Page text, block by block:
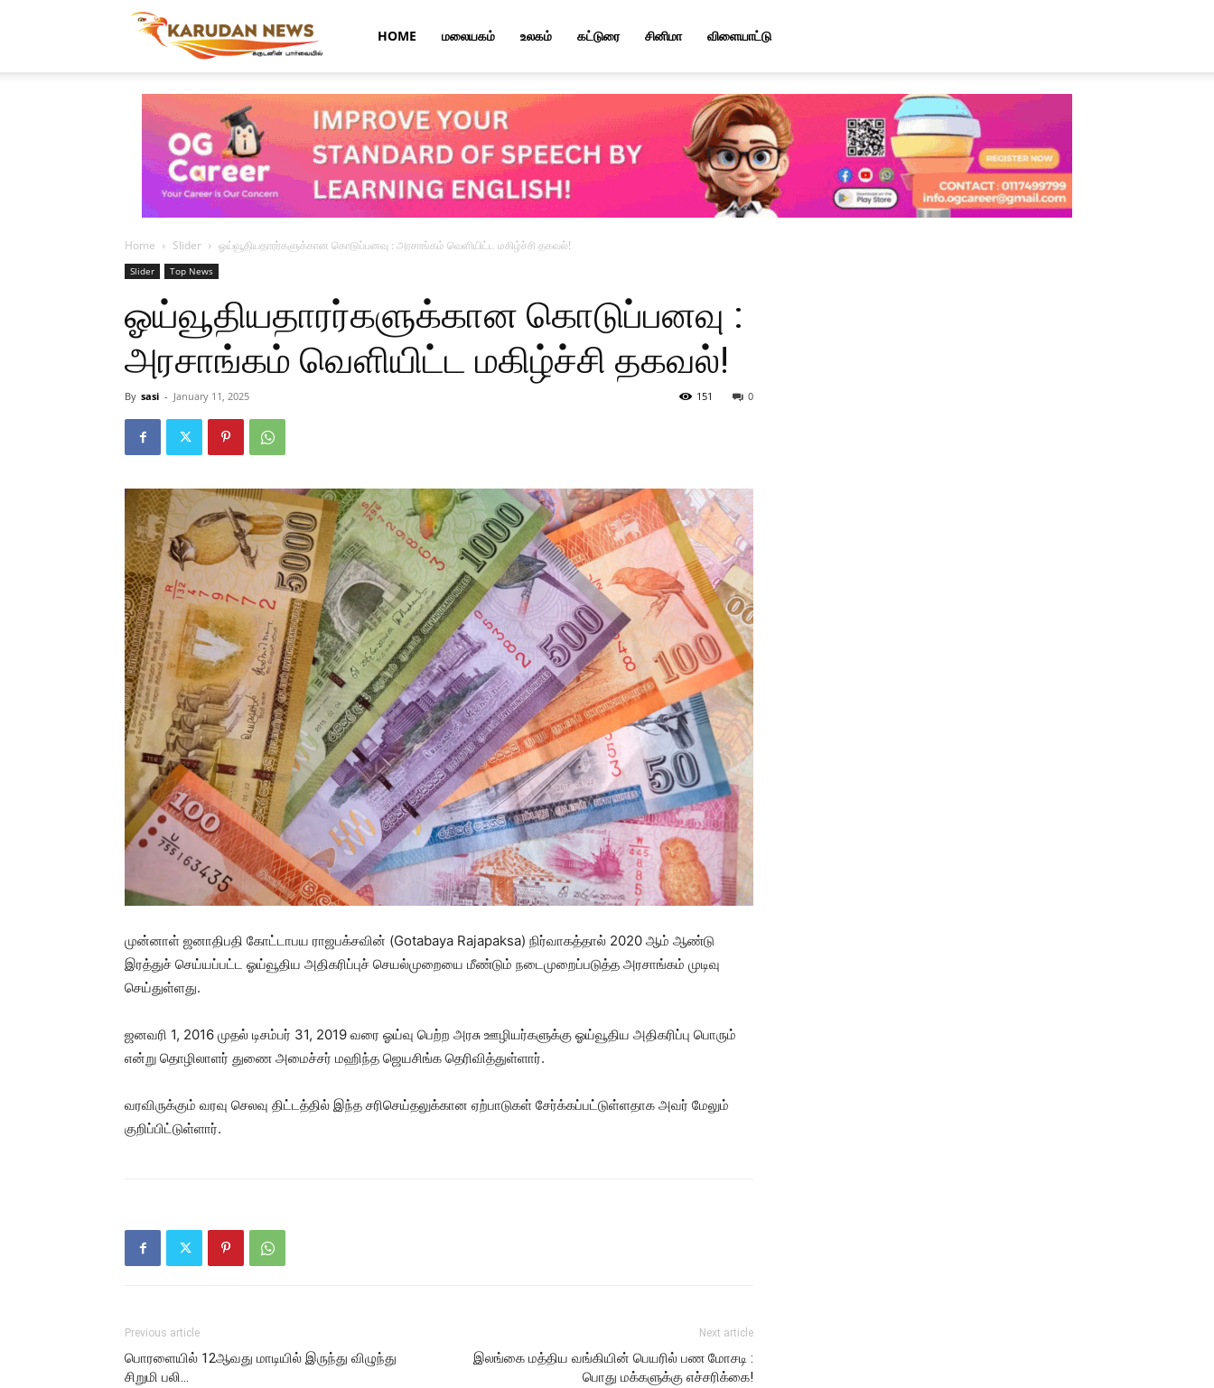
Karudan
News
HOME மலையகம் உலகம் கட்டுரை சினிமா விளையாட்டு
Home Slider ஓய்வூதியதாரர்களுக்கான கொடுப்பனவு : அரசாங்கம் வெளியிட்ட மகிழ்ச்சி தகவல்!
Slider Top News
ஓய்வூதியதாரர்களுக்கான கொடுப்பனவு :
அரசாங்கம் வெளியிட்ட மகிழ்ச்சி தகவல்!
By sasi - January 11, 2025 0
151
முன்னாள் ஜனாதிபதி கோட்டாபய ராஜபக்சவின் (Gotabaya Rajapaksa) நிர்வாகத்தால் 2020 ஆம் ஆண்டு
இரத்துச் செய்யப்பட்ட ஓய்வூதிய அதிகரிப்புச் செயல்முறையை மீண்டும் நடைமுறைப்படுத்த அரசாங்கம் முடிவு
செய்துள்ளது.
ஜனவரி 1, 2016 முதல் டிசம்பர் 31, 2019 வரை ஓய்வு பெற்ற அரசு ஊழியர்களுக்கு ஓய்வூதிய அதிகரிப்பு பொரும்
என்று தொழிலாளர் துணை அமைச்சர் மஹிந்த ஜெயசிங்க தெரிவித்துள்ளார்.
வரவிருக்கும் வரவு செலவு திட்டத்தில் இந்த சரிசெய்தலுக்கான ஏற்பாடுகள் சேர்க்கப்பட்டுள்ளதாக அவர் மேலும்
குறிப்பிட்டுள்ளார்.
Previous article
பொரளையில் 12ஆவது மாடியில் இருந்து விழுந்து
சிறுமி பலி…
Next article
இலங்கை மத்திய வங்கியின் பெயரில் பண மோசடி :
பொது மக்களுக்கு எச்சரிக்கை!